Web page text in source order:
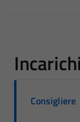
Incarichi
Consigliere